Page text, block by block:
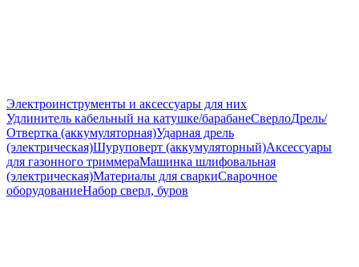
Электроинструменты и аксессуары для них
Удлинитель кабельный на катушке/барабанеСверлоДрель/
Отвертка (аккумуляторная)Ударная дрель
(электрическая)Шуруповерт (аккумуляторный)Аксессуары
для газонного триммераМашинка шлифовальная
(электрическая)Материалы для сваркиСварочное
оборудованиеНабор сверл, буров